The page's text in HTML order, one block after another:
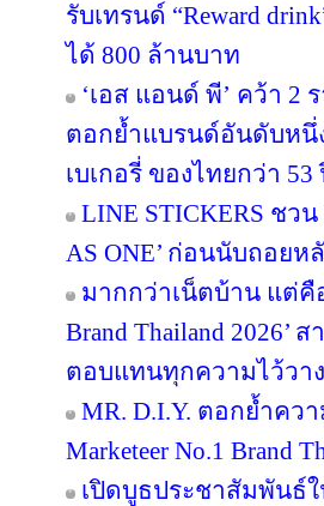
รับเทรนด์ “Reward
ได้ 800 ล้านบาท
‘เอส แอนด์ พี’ คว้า 2 ร
ตอกย้ำแบรนด์อันดับหนึ่
เบเกอรี่ ของไทยกว่า
LINE STICKERS ชว
AS ONE’ ก่อนนับถอย
มากกว่าเน็ตบ้าน แต่คื
Brand Thailand 2026’
ตอบแทนทุกความไว้วา
MR. D.I.Y. ตอกย้ำคว
Marketeer No.1 Brand
เปิดบูธประชาสัมพันธ์